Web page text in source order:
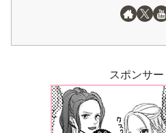
スポンサー